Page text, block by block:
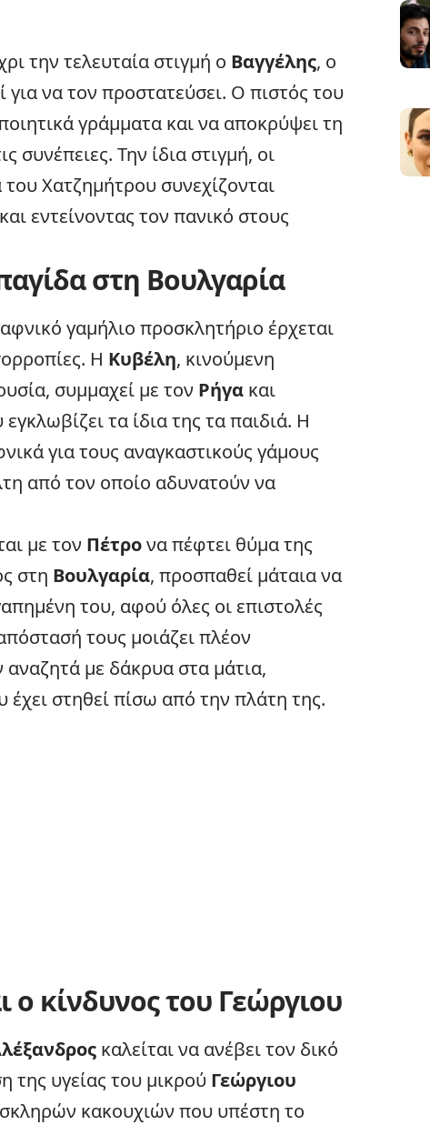
την τελευταία στιγμή ο Βαγγέλης, ο
για να τον προστατεύσει. Ο πιστός του
γράμματα και να αποκρύψει τη
συνέπειες. Την ίδια στιγμή, οι
Χατζημήτρου συνεχίζονται
και εντείνοντας τον πανικό στους
στη Βουλγαρία
γαμήλιο προσκλητήριο έρχεται
Η Κυβέλη, κινούμενη
συμμαχεί με τον Ρήγα και
τα ίδια της τα παιδιά. Η
για τους αναγκαστικούς γάμους
από τον οποίο αδυνατούν να
με τον Πέτρονα πέφτει θύμα της
στη Βουλγαρία, προσπαθεί μάταια να
του, αφού όλες οι επιστολές
τους μοιάζει πλέον
με δάκρυα στα μάτια,
στηθεί πίσω από την πλάτη της.
ο κίνδυνος του Γεώργιου
καλείται να ανέβει τον δικό
υγείας του μικρού Γεώργιου
σκληρών κακουχιών που υπέστη το